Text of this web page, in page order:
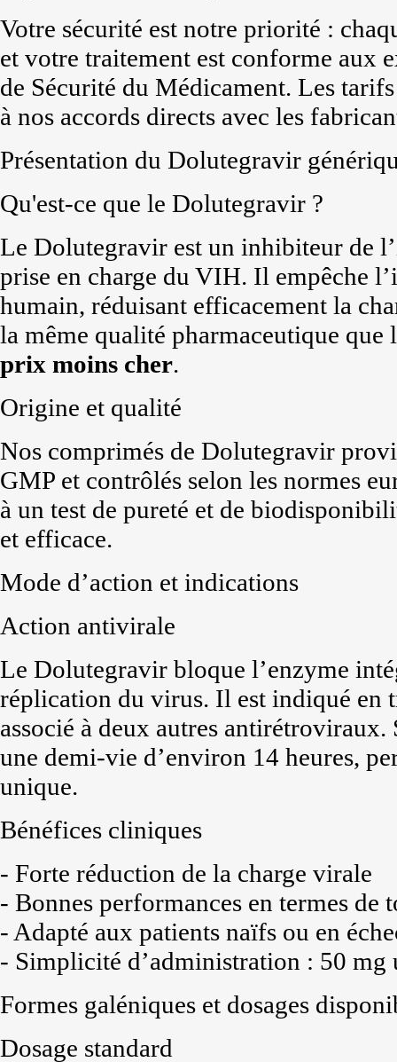
Votre sécurité est notre priorité :
et votre traitement est conforme aux
de Sécurité du Médicament. Les
à nos accords directs avec les
Présentation du Dolutegravir
Qu'est-ce que le Dolutegravir ?
Le Dolutegravir est un inhibiteur de
prise en charge du VIH. Il empêche
humain, réduisant efficacement la
la même qualité pharmaceutique
prix moins cher.
Origine et qualité
Nos comprimés de Dolutegravir
GMP et contrôlés selon les normes
à un test de pureté et de
et efficace.
Mode d’action et indications
Action antivirale
Le Dolutegravir bloque l’enzyme
réplication du virus. Il est indiqué en
associé à deux autres
une demi-vie d’environ 14 heures,
unique.
Bénéfices cliniques
- Forte réduction de la charge virale
- Bonnes performances en termes de
- Adapté aux patients naïfs ou en
- Simplicité d’administration : 50 mg
Formes galéniques et dosages
Dosage standard